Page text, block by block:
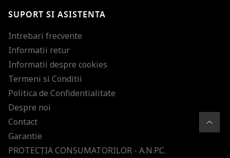
ultimele tendinte in moda!
SUPORT SI ASISTENTA
Intrebari frecvente
Informatii retur
Informatii despre cookies
Termeni si Conditii
Politica de Confidentialitate
Despre noi
Contact
Garantie
PROTECŢIA CONSUMATORILOR - A.N.P.C.